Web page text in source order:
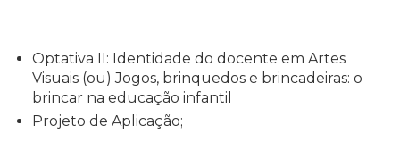
Optativa II: Identidade do docente em Artes
Visuais (ou) Jogos, brinquedos e brincadeiras: o
brincar na educação infantil
Projeto de Aplicação;